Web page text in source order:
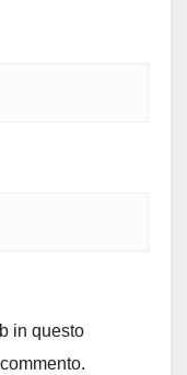
in questo